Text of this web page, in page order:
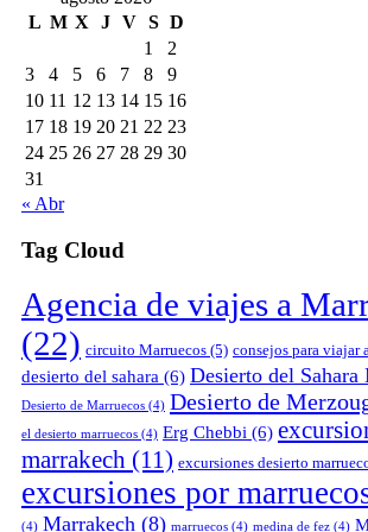
L M X J V S D
1
2
3
4 5 6 7 8
9
10 11 12 13 14 15 16
17 18 19 20 21 22 23
24 25 26 27 28 29 30
31
« Abr
Tag Cloud
Agencia de viajes a
(22) circuito Marruecos (5) consejos para viajar
desierto del sahara (6) Desierto del Sahara
Desierto de Marruecos (4) Desierto de
el desierto marruecos (4) Erg Chebbi (6)
marrakech (11) excursiones desierto
excursiones por
(4) Marrakech (8) marruecos (4) medina de fez (4)